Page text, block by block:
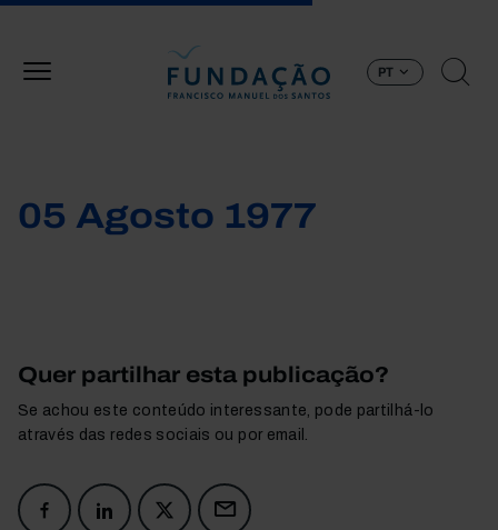
PT
05 Agosto 1977
Quer partilhar esta publicação?
Se achou este conteúdo interessante, pode partilhá-lo
através das redes sociais ou por email.